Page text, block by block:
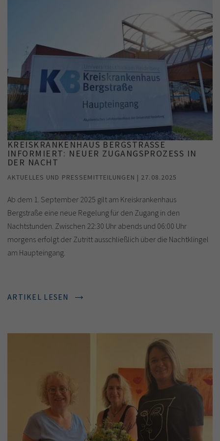
KREISKRANKENHAUS BERGSTRASSE I
NFORMIERT: NEUER ZUGANGSPROZESS IN D
ER NACHT
AKTUELLES UND PRESSEMITTEILUNGEN | 27.08.2025
Ab dem 1. September 2025 gilt am Kreiskrankenhaus
Bergstraße eine neue Regelung für den Zugang in den
Nachtstunden. Zwischen 22:30 Uhr abends und 06:00 Uhr
morgens erfolgt der Zutritt ausschließlich über die Nachtklingel
am Haupteingang.
ARTIKEL LESEN